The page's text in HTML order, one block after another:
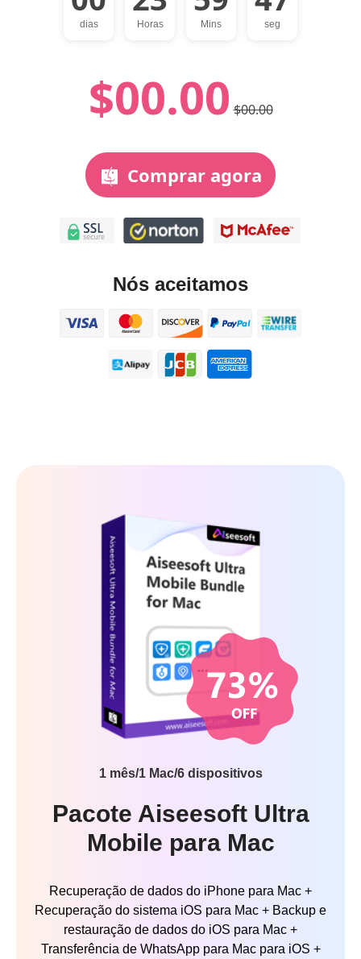
dias Horas Mins seg
$00.00 $00.00
Comprar agora
Nós aceitamos
1 mês/1 Mac/6 dispositivos
Pacote Aiseesoft Ultra
Mobile para Mac
Recuperação de dados do iPhone para Mac +
Recuperação do sistema iOS para Mac + Backup e
restauração de dados do iOS para Mac +
Transferência de WhatsApp para Mac para iOS +